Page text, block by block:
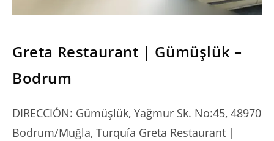
Greta Restaurant | Gümüşlük –
Bodrum
DIRECCIÓN: Gümüşlük, Yağmur Sk. No:45, 48970
Bodrum/Muğla, Turquía Greta Restaurant |